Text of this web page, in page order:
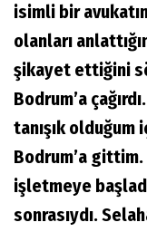
isimli bir
olanları
şikayet ettiğini
Bodrum’a
tanışık olduğum
Bodrum’a
işletmeye
sonrasıydı.